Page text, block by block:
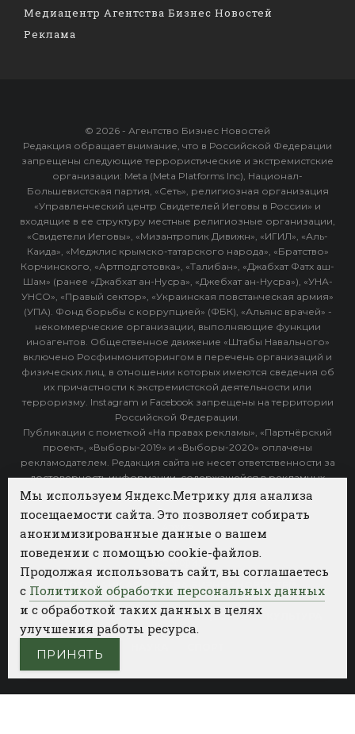
Медиацентр Агентства Бизнес Новостей
Реклама
© 2026 - Агентство Бизнес Новостей
Редакция обращает внимание, что в Российской Федерации
запрещены следующие террористические и экстремистские
организации: Meta (Meta Platforms Inc), Национал-
Большевистская партия, «Сеть», религиозная организация
«Управленческий центр Свидетелей Иеговы в России» и
входящие в ее структуру местные религиозные организации,
«Свидетели Иеговы», «Мизантропик Дивижн», «ИГИЛ», «Аль-
Каида», «Меджлис крымско-татарского народа», «Братство»
Корчинского, «Артподготовка», «Талибан», «Джабхат Фатх аш-
Шам» (ранее «Джабхат ан-Нусра», «Джебхат ан-Нусра»), «УНА-
УНСО», «Правый сектор», «Украинская повстанческая армия»
(УПА). Фонд борьбы с коррупцией» (ФБК), «Альянс врачей» -
некоммерческие организации, выполняющие функции
иноагентов. Общественное движение «Штабы Навального»
включено Росфинмониторингом в перечень организаций и
физических лиц, в отношении которых имеются сведения об
их причастности к экстремистской деятельности или
терроризму. Instagram и Facebook запрещены на территории
Российской Федерации.
Публикации с пометкой «На правах рекламы», «Партнёрский
проект», «Выборы-2019» и «Выборы-2020» оплачены
рекламодателем. Редакция сайта не несет ответственности за
достоверность информации, содержащейся в рекламных
объявлениях.
ФОТОБАНК АГЕНТСТВА БИЗНЕС НОВОСТЕЙ
РЕГИОНЫ ПОЛИТИКА ОБЩЕСТВО
Мы используем Яндекс.Метрику для анализа
посещаемости сайта. Это позволяет собирать
анонимизированные данные о вашем
поведении с помощью cookie-файлов.
Продолжая использовать сайт, вы соглашаетесь
с Политикой обработки персональных данных
и с обработкой таких данных в целях
улучшения работы ресурса.
ПРИНЯТЬ